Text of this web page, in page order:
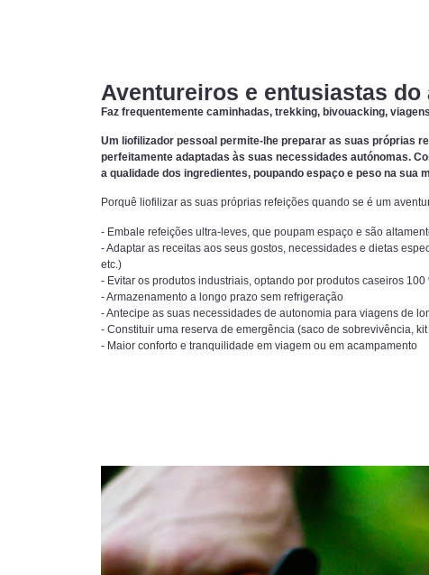
Aventureiros e entusiastas do
Faz frequentemente caminhadas, trekking, bivouacking,
Um liofilizador pessoal permite-lhe preparar as suas próprias
perfeitamente adaptadas às suas necessidades autónomas.
a qualidade dos ingredientes, poupando espaço e peso na sua
Porquê liofilizar as suas próprias refeições quando se é um
- Embale refeições ultra-leves, que poupam espaço e são
- Adaptar as receitas aos seus gostos, necessidades e dietas
etc.)
- Evitar os produtos industriais, optando por produtos caseiros 100
- Armazenamento a longo prazo sem refrigeração
- Antecipe as suas necessidades de autonomia para viagens de
- Constituir uma reserva de emergência (saco de sobrevivência,
- Maior conforto e tranquilidade em viagem ou em acampamento